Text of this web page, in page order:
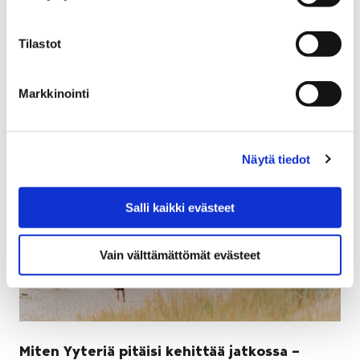
Tilastot
Markkinointi
Näytä tiedot
Salli kaikki evästeet
Vain välttämättömät evästeet
porilaisia esineitä.
Miten Yyteriä pitäisi kehittää jatkossa –